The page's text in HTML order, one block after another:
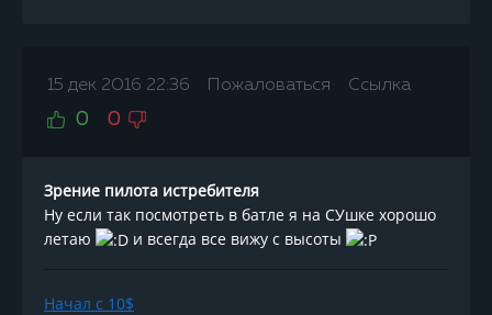
15 дек 2016 22:36 Пожаловаться Ссылка
0 0
Зрение пилота истребителя
Ну если так посмотреть в батле я на СУшке хорошо
летаю
и всегда все вижу с высоты
Начал с 10$